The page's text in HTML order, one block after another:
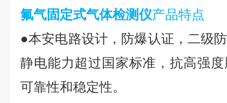
氟气固定式气体检测仪产品特点
●本安电路设计，防爆认证，二级
静电能力超过国家标准，抗高强
可靠性和稳定性。